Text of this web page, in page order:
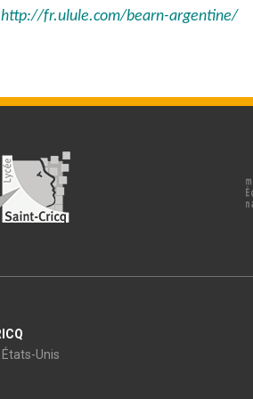
http://fr.ulule.com/bearn-argentine/
Unis